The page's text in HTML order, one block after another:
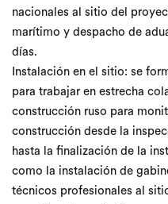
nacionales al sitio del
marítimo y despacho de
días.
Instalación en el sitio: se
para trabajar en estrecha
construcción ruso para
construcción desde la
hasta la finalización de la
como la instalación de
técnicos profesionales al